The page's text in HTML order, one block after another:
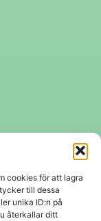
cookies för att lagra
till dessa
unika ID:n på
återkallar ditt